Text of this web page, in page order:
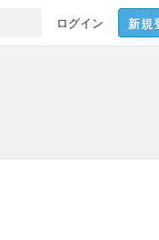
ログイン 新規